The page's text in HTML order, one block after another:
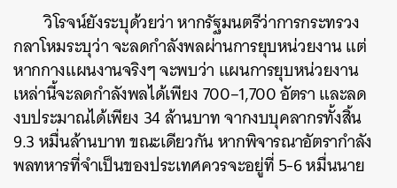
วิโรจน์ยังระบุด้วยว่า หากรัฐมนตรีว่าการกระทรวง
กลาโหมระบุว่า จะลดกำลังพลผ่านการยุบหน่วยงาน แต่
หากกางแผนงานจริงๆ จะพบว่า แผนการยุบหน่วยงาน
เหล่านี้จะลดกำลังพลได้เพียง 700–1,700 อัตรา และลด
งบประมาณได้เพียง 34 ล้านบาท จากงบบุคลากรทั้งสิ้น
9.3 หมื่นล้านบาท ขณะเดียวกัน หากพิจารณาอัตรากำลัง
พลทหารที่จำเป็นของประเทศควรจะอยู่ที่ 5-6 หมื่นนาย